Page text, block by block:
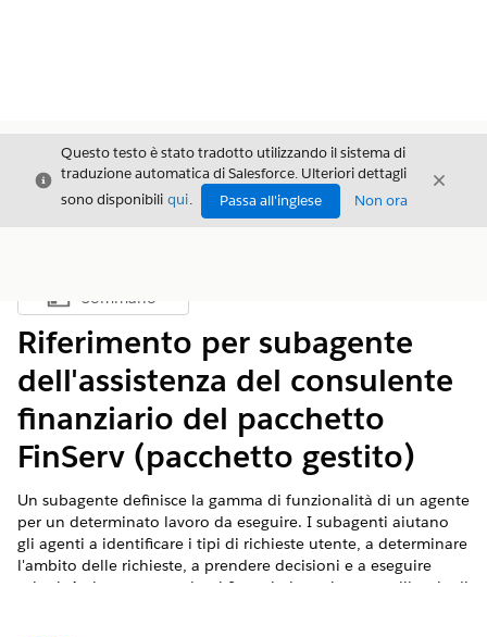
Chiudi
Questo testo è stato tradotto utilizzando il sistema di
traduzione automatica di Salesforce. Ulteriori dettagli
sono disponibili qui. Passa all'inglese Non ora
Chiudi
Mostra sommario
Sommario
Riferimento per subagente
dell'assistenza del consulente
finanziario del pacchetto
FinServ (pacchetto gestito)
Un subagente definisce la gamma di funzionalità di un agente
per un determinato lavoro da eseguire. I subagenti aiutano
gli agenti a identificare i tipi di richieste utente, a determinare
l'ambito delle richieste, a prendere decisioni e a eseguire
azioni. Assistenza consulenti finanziari contiene una libreria di